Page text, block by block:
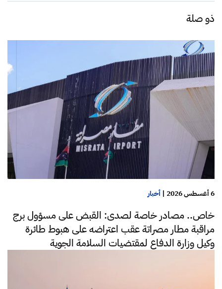
ذو صلة
6 أغسطس 2026 | أخبار
خاص.. مصادر خاصة لصدى: القبض على مسؤول برج
مراقبة مطار مصراتة عقب اعتراضه على هبوط طائرة
وكيل وزارة الدفاع لمقتضيات السلامة الجوية